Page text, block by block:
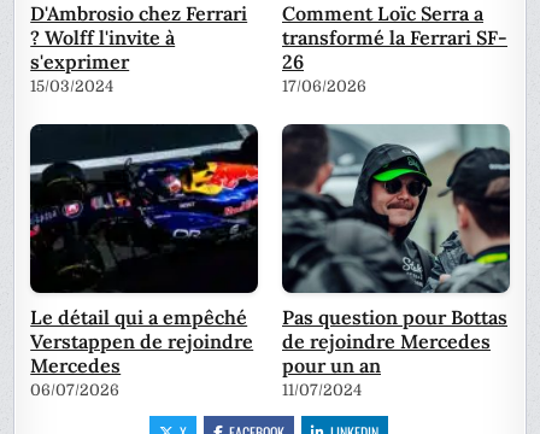
D'Ambrosio chez Ferrari
? Wolff l'invite à
s'exprimer
15/03/2024
Comment Loïc Serra a
transformé la Ferrari SF-
26
17/06/2026
Le détail qui a empêché
Verstappen de rejoindre
Mercedes
06/07/2026
Pas question pour Bottas
de rejoindre Mercedes
pour un an
11/07/2024